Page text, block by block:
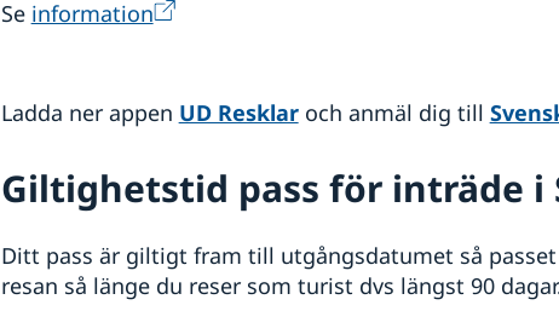
Se information
Ladda ner appen UD Resklaroch anmäl dig till
Giltighetstid pass för inträde i
Ditt pass är giltigt fram till utgångsdatumet så
resan så länge du reser som turist dvs längst 90